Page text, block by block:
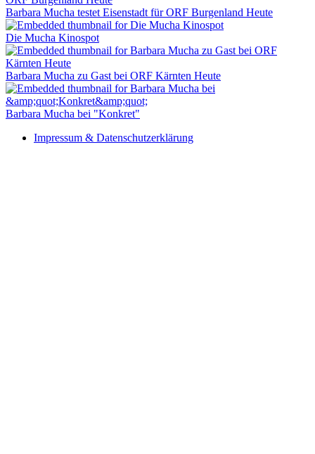
Barbara Mucha testet Eisenstadt für ORF Burgenland Heute
Die Mucha Kinospot
Barbara Mucha zu Gast bei ORF Kärnten Heute
Barbara Mucha bei "Konkret"
Impressum & Datenschutzerklärung